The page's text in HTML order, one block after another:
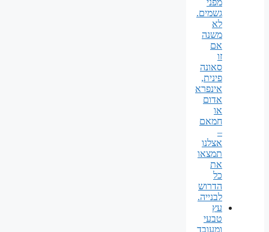
מפני
גשמים.
לא
משנה
אם
זו
סאונה
פינית,
אינפרא
אדום
או
חמאם
–
אצלנו
תמצאו
את
כל
הדרוש
לבנייה.
עץ
טבעי
ומעובד